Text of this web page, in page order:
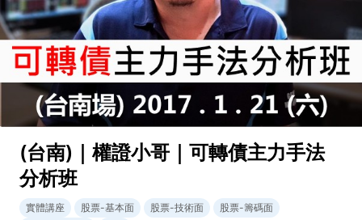
(台南)｜權證小哥｜可轉債主力手法
分析班
實體講座 股票-基本面 股票-技術面
股票-籌碼面